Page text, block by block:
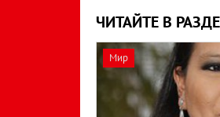
ЧИТАЙТЕ В
Мир